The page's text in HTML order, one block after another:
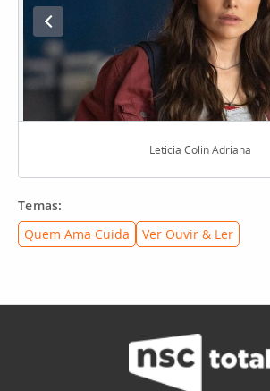
Leticia Colin Adriana
Temas:
Quem Ama Cuida
Ver Ouvir & Ler